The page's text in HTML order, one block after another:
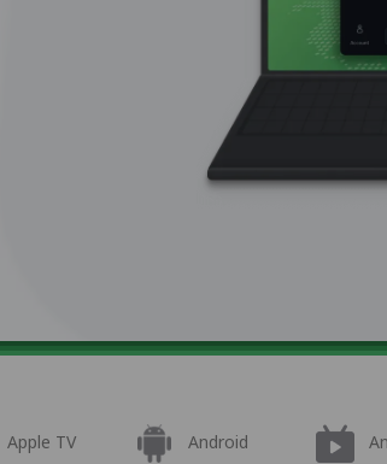
Apple TV Android